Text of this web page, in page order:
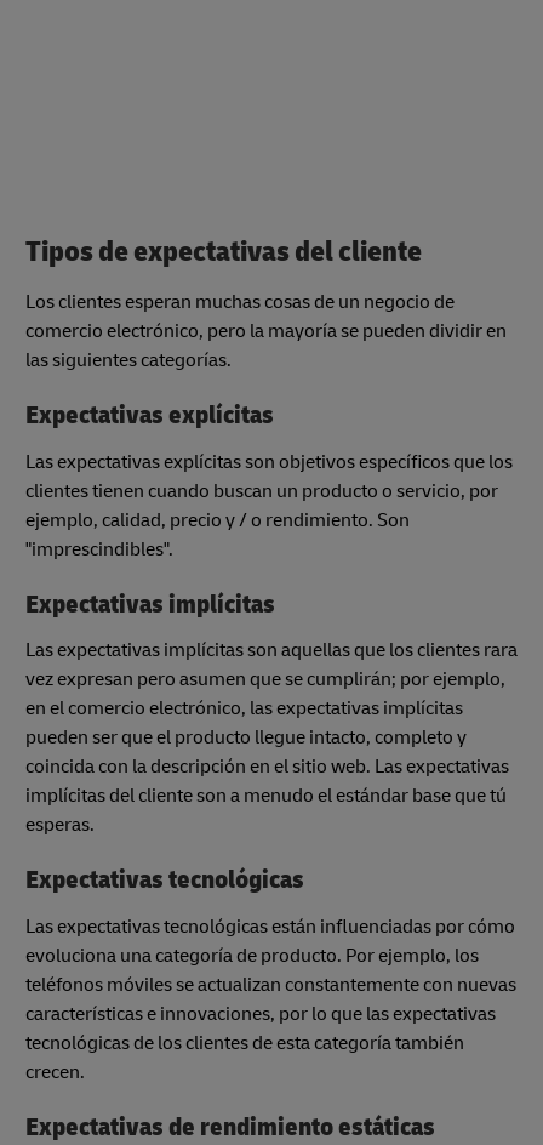
Tipos de expectativas del cliente
Los clientes esperan muchas cosas de un negocio de
comercio electrónico, pero la mayoría se pueden dividir en
las siguientes categorías.
Expectativas explícitas
Las expectativas explícitas son objetivos específicos que los
clientes tienen cuando buscan un producto o servicio, por
ejemplo, calidad, precio y / o rendimiento. Son
"imprescindibles".
Expectativas implícitas
Las expectativas implícitas son aquellas que los clientes rara
vez expresan pero asumen que se cumplirán; por ejemplo,
en el comercio electrónico, las expectativas implícitas
pueden ser que el producto llegue intacto, completo y
coincida con la descripción en el sitio web. Las expectativas
implícitas del cliente son a menudo el estándar base que tú
esperas.
Expectativas tecnológicas
Las expectativas tecnológicas están influenciadas por cómo
evoluciona una categoría de producto. Por ejemplo, los
teléfonos móviles se actualizan constantemente con nuevas
características e innovaciones, por lo que las expectativas
tecnológicas de los clientes de esta categoría también
crecen.
Expectativas de rendimiento estáticas